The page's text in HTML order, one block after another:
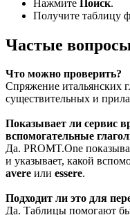
Нажмите Поиск.
Получите таблицу
Частые
Что можно проверить?
Спряжение итальянских
существительных и
Показывает ли сервис
вспомогательные
Да. PROMT.One
и указывает, какой
avere или essere.
Подходит ли это для
Да. Таблицы помогают